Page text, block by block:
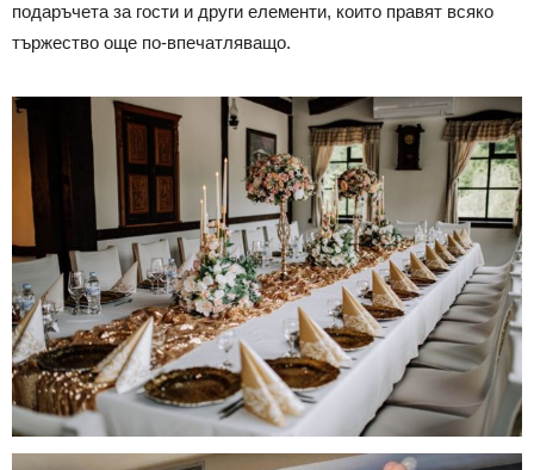
подаръчета за гости и други елементи, които правят всяко
тържество още по-впечатляващо.